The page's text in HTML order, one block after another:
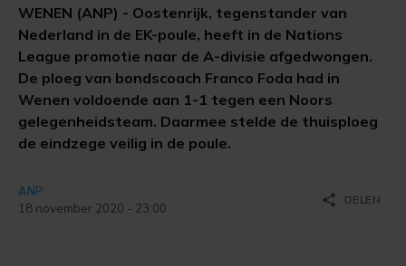
WENEN (ANP) - Oostenrijk, tegenstander van
Nederland in de EK-poule, heeft in de Nations
League promotie naar de A-divisie afgedwongen.
De ploeg van bondscoach Franco Foda had in
Wenen voldoende aan 1-1 tegen een Noors
gelegenheidsteam. Daarmee stelde de thuisploeg
de eindzege veilig in de poule.
ANP
18 november 2020 - 23:00
share DELEN